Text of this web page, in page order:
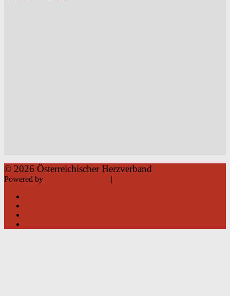
© 2026 Österreichischer Herzverband
Powered by |